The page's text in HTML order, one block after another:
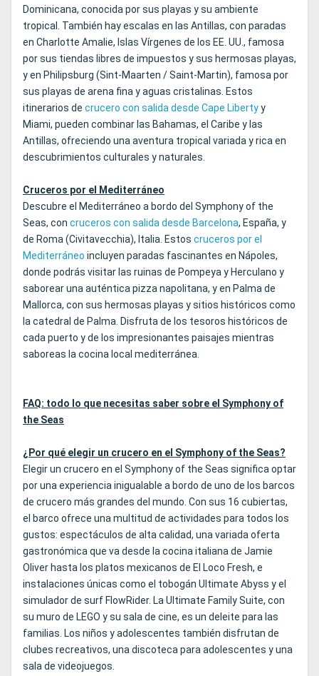
Dominicana, conocida por sus playas y su ambiente
tropical. También hay escalas en las Antillas, con paradas
en Charlotte Amalie, Islas Vírgenes de los EE. UU., famosa
por sus tiendas libres de impuestos y sus hermosas playas,
y en Philipsburg (Sint-Maarten / Saint-Martin), famosa por
sus playas de arena fina y aguas cristalinas. Estos
itinerarios de crucero con salida desde Cape Libertyy
Miami, pueden combinar las Bahamas, el Caribe y las
Antillas, ofreciendo una aventura tropical variada y rica en
descubrimientos culturales y naturales.
Cruceros por el Mediterráneo
Descubre el Mediterráneo a bordo del Symphony of the
Seas, con cruceros con salida desde Barcelona, España, y
de Roma (Civitavecchia), Italia. Estos cruceros por el
Mediterráneo incluyen paradas fascinantes en Nápoles,
donde podrás visitar las ruinas de Pompeya y Herculano y
saborear una auténtica pizza napolitana, y en Palma de
Mallorca, con sus hermosas playas y sitios históricos como
la catedral de Palma. Disfruta de los tesoros históricos de
cada puerto y de los impresionantes paisajes mientras
saboreas la cocina local mediterránea.
FAQ: todo lo que necesitas saber sobre el Symphony of
the Seas
¿Por qué elegir un crucero en el Symphony of the Seas?
Elegir un crucero en el Symphony of the Seas significa optar
por una experiencia inigualable a bordo de uno de los barcos
de crucero más grandes del mundo. Con sus 16 cubiertas,
el barco ofrece una multitud de actividades para todos los
gustos: espectáculos de alta calidad, una variada oferta
gastronómica que va desde la cocina italiana de Jamie
Oliver hasta los platos mexicanos de El Loco Fresh, e
instalaciones únicas como el tobogán Ultimate Abyss y el
simulador de surf FlowRider. La Ultimate Family Suite, con
su muro de LEGO y su sala de cine, es un deleite para las
familias. Los niños y adolescentes también disfrutan de
clubes recreativos, una discoteca para adolescentes y una
sala de videojuegos.